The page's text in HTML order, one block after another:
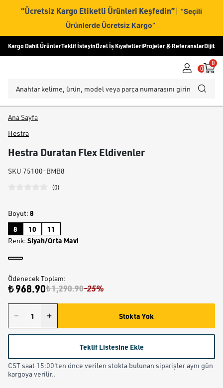
“Ücretsiz Kargo Etiketli Ürünleri Keşfedin” | “Seçili
Ürünlerde Ücretsiz Kargo”
Kargo Dahil ÜrünlerTeklif İsteyinÖzel İş KıyafetleriProjeler & ReferanslarDijital
0
0
Ana Sayfa
Hestra
Hestra Duratan Flex Eldivenler
SKU 75100-BMB8
(0)
Boyut: 8
8
10 11
Renk: Siyah/Orta Mavi
Ödenecek Toplam:
₺ 968.90₺ 1,290.90-25%
Stokta Yok
Teklif Listesine Ekle
CST saat 15:00'ten önce verilen stokta bulunan siparişler aynı gün
kargoya verilir..